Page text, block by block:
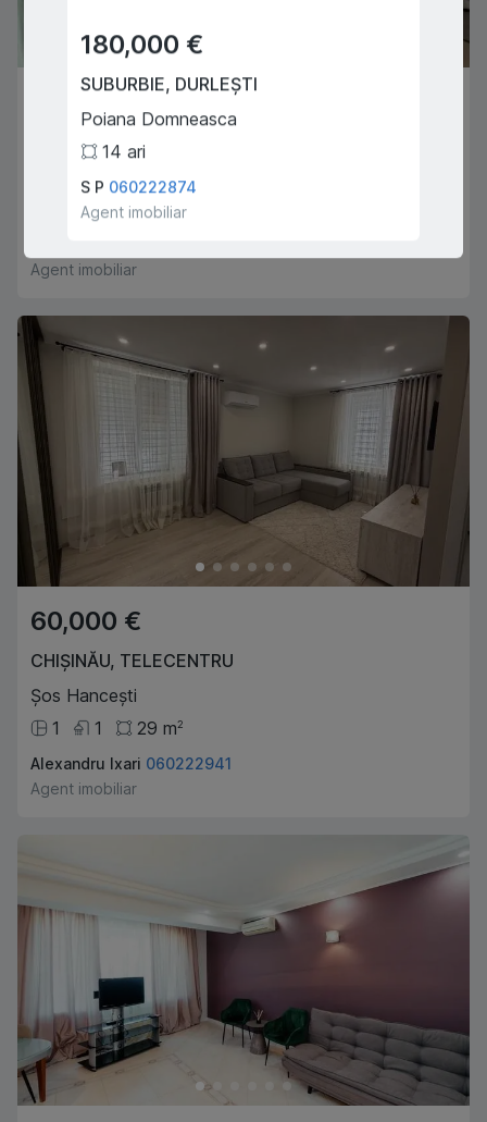
99,000 €
CHIȘINĂU , BOTANICA
Trandafirilor
1 45 m
Agent imobiliar
60,000 €
CHIȘINĂU, TELECENTRU
Șos Hancești
1
1 29 m2
Alexandru Ixari 060222941
Agent imobiliar
180,000 €
SUBURBIE, DURLEȘTI
Poiana Domneasca
14 ari
S P 060222874
Agent imobiliar